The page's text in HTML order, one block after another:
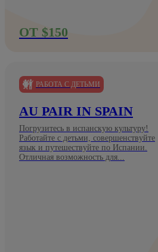
ОТ $150
РАБОТА С ДЕТЬМИ
AU PAIR IN SPAIN
Погрузитесь в испанскую культуру!
Работайте с детьми, совершенствуйте
язык и путешествуйте по Испании.
Отличная возможность для...